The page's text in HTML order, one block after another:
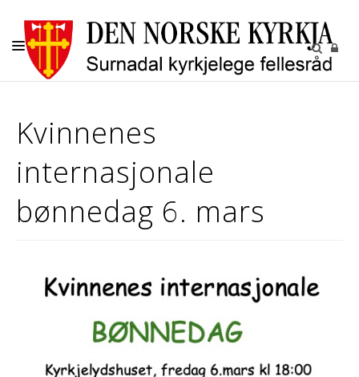
BARN OG UNGE
KYRKJENE
KYRKJEGARDANE
Kvinnenes
internasjonale
bønnedag 6. mars